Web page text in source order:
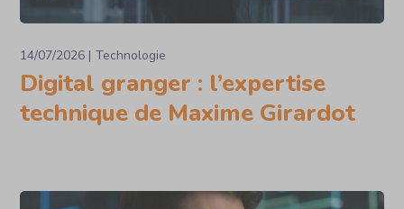
14/07/2026 Technologie
Digital granger : l’expertise
technique de Maxime Girardot